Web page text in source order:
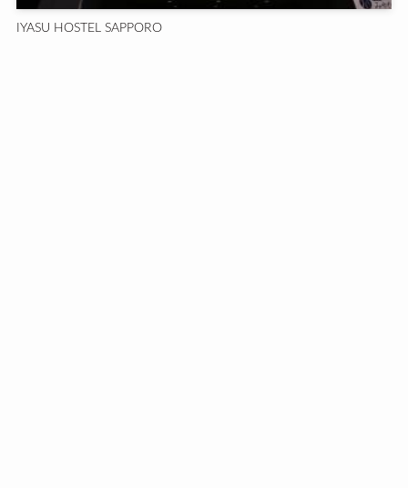
IYASU HOSTEL SAPPORO